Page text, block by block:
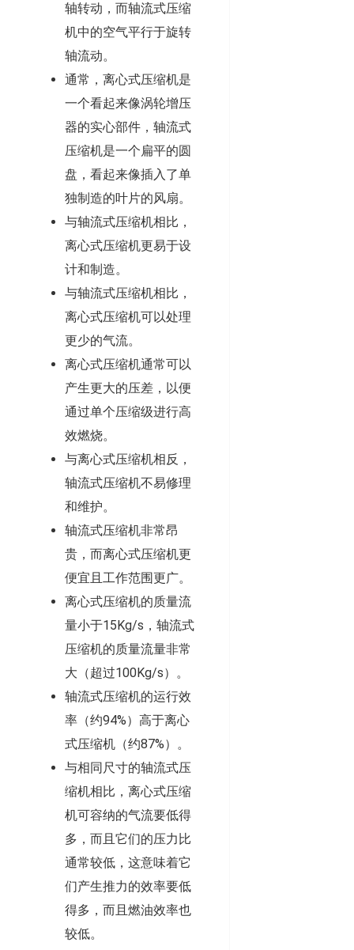
轴转动，而轴流式压缩
机中的空气平行于旋转
轴流动。
通常，离心式压缩机是
一个看起来像涡轮增压
器的实心部件，轴流式
压缩机是一个扁平的圆
盘，看起来像插入了单
独制造的叶片的风扇。
与轴流式压缩机相比，
离心式压缩机更易于设
计和制造。
与轴流式压缩机相比，
离心式压缩机可以处理
更少的气流。
离心式压缩机通常可以
产生更大的压差，以便
通过单个压缩级进行高
效燃烧。
与离心式压缩机相反，
轴流式压缩机不易修理
和维护。
轴流式压缩机非常昂
贵，而离心式压缩机更
便宜且工作范围更广。
离心式压缩机的质量流
量小于15Kg/s，轴流式
压缩机的质量流量非常
大（超过100Kg/s）。
轴流式压缩机的运行效
率（约94%）高于离心
式压缩机（约87%）。
与相同尺寸的轴流式压
缩机相比，离心式压缩
机可容纳的气流要低得
多，而且它们的压力比
通常较低，这意味着它
们产生推力的效率要低
得多，而且燃油效率也
较低。